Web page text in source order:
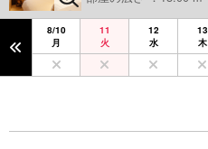
8/10
月
11
火
12
水
13
木